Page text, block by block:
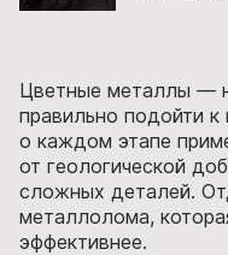
Цветные металлы —
правильно подойти
о каждом этапе
от геологической
сложных деталей.
металлолома,
эффективнее.